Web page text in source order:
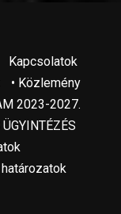
Kapcsolatok
• Közlemény
2023-2027.